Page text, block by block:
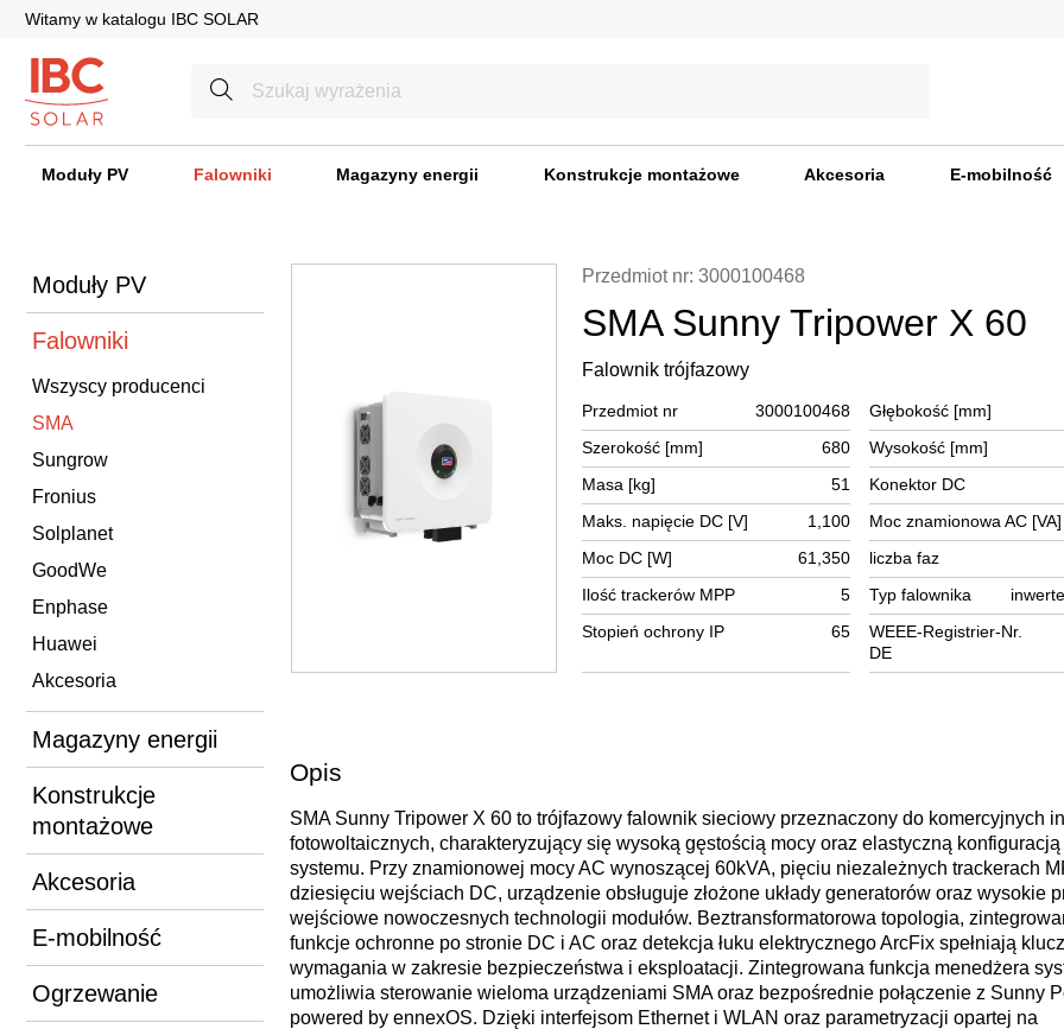
Witamy w katalogu IBC SOLAR
Moduły PV Falowniki Magazyny energii Konstrukcje montażowe Akcesoria E-mobilność
Moduły PV
Falowniki
Wszyscy producenci
SMA
Sungrow
Fronius
Solplanet
GoodWe
Enphase
Huawei
Akcesoria
Magazyny energii
Konstrukcje
montażowe
Akcesoria
E-mobilność
Ogrzewanie
Przedmiot nr: 3000100468
SMA Sunny Tripower X 60
Falownik trójfazowy
Przedmiot nr 3000100468 Głębokość [mm]
Szerokość [mm]
680 Wysokość [mm]
Masa [kg]
51 Konektor DC
Maks. napięcie DC [V]
1,100 Moc znamionowa AC [VA]
Moc DC [W]
61,350 liczba faz
Ilość trackerów MPP
5 Typ falownika
Stopień ochrony IP
65
WEEE-Registrier-Nr.
DE
Opis
SMA Sunny Tripower X 60 to trójfazowy falownik sieciowy przeznaczony do komercyjnych
fotowoltaicznych, charakteryzujący się wysoką gęstością mocy oraz elastyczną konfiguracją
systemu. Przy znamionowej mocy AC wynoszącej 60kVA, pięciu niezależnych trackerach
dziesięciu wejściach DC, urządzenie obsługuje złożone układy generatorów oraz wysokie
wejściowe nowoczesnych technologii modułów. Beztransformatorowa topologia,
funkcje ochronne po stronie DC i AC oraz detekcja łuku elektrycznego ArcFix spełniają
wymagania w zakresie bezpieczeństwa i eksploatacji. Zintegrowana funkcja menedżera
umożliwia sterowanie wieloma urządzeniami SMA oraz bezpośrednie połączenie z Sunny
powered by ennexOS. Dzięki interfejsom Ethernet i WLAN oraz parametryzacji opartej na